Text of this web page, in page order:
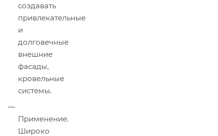
создавать
привлекательные
и
долговечные
внешние
фасады,
кровельные
системы.
Применение.
Широко